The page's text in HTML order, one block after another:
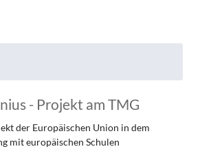
- Projekt am TMG
der Europäischen Union in dem
mit europäischen Schulen